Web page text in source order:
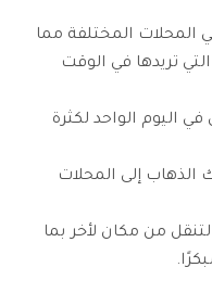
المختلفة مما
تريدها في الوقت
اليوم الواحد لكثرة
إلى المحلات
من مكان لأخر بما